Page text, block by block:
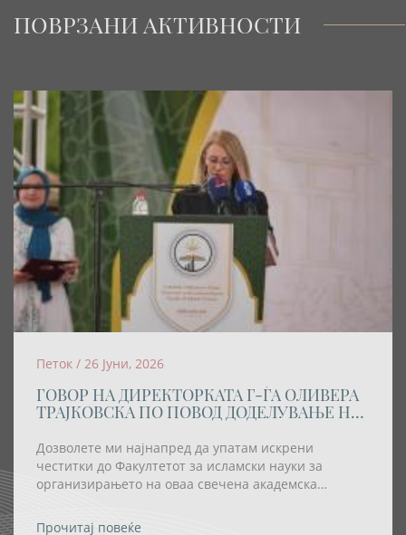
ПОВРЗАНИ АКТИВНОСТИ
Петок / 26 Јуни, 2026
ГОВОР НА ДИРЕКТОРКАТА Г-ЃА ОЛИВЕРА
ТРАЈКОВСКА ПО ПОВОД ДОДЕЛУВАЊЕ НА
HONORIS CAUSA” НА РЕИСОТ НА ИВЗ
Дозволете ми најнапред да упатам искрени
честитки до Факултетот за исламски науки за
организирањето на оваа свечена академска
академско признание – титулата „Doctor Honoris
Прочитај повеќе